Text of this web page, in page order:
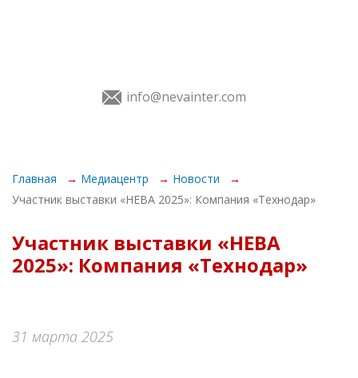
info@nevainter.com
О Выставке
Экспонентам
Посетителям
Программа
Медиацентр
Главная Медиацентр
Новости
Участник выставки «НЕВА 2025»: Компания «Технодар»
Участник выставки «НЕВА
2025»: Компания «Технодар»
31 марта 2025